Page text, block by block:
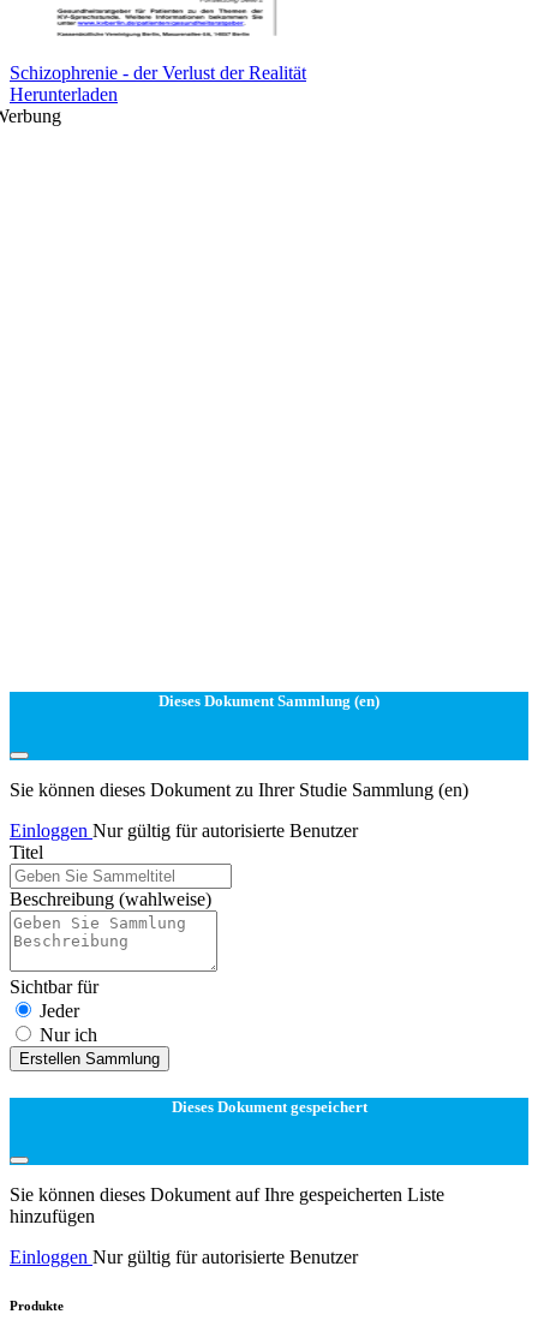
Schizophrenie - der Verlust der Realität
Herunterladen
Dieses Dokument Sammlung (en)
Sie können dieses Dokument zu Ihrer Studie Sammlung (en)
Einloggen Nur gültig für autorisierte Benutzer
Titel
Beschreibung (wahlweise)
Sichtbar für
Jeder
Nur ich
Erstellen Sammlung
Dieses Dokument gespeichert
Sie können dieses Dokument auf Ihre gespeicherten Liste
hinzufügen
Einloggen Nur gültig für autorisierte Benutzer
Produkte